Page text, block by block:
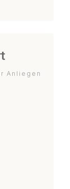
Anliegen